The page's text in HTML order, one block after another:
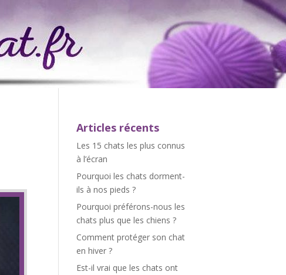
Articles récents
Les 15 chats les plus connus
à l’écran
Pourquoi les chats dorment-
ils à nos pieds ?
Pourquoi préférons-nous les
chats plus que les chiens ?
Comment protéger son chat
en hiver ?
Est-il vrai que les chats ont